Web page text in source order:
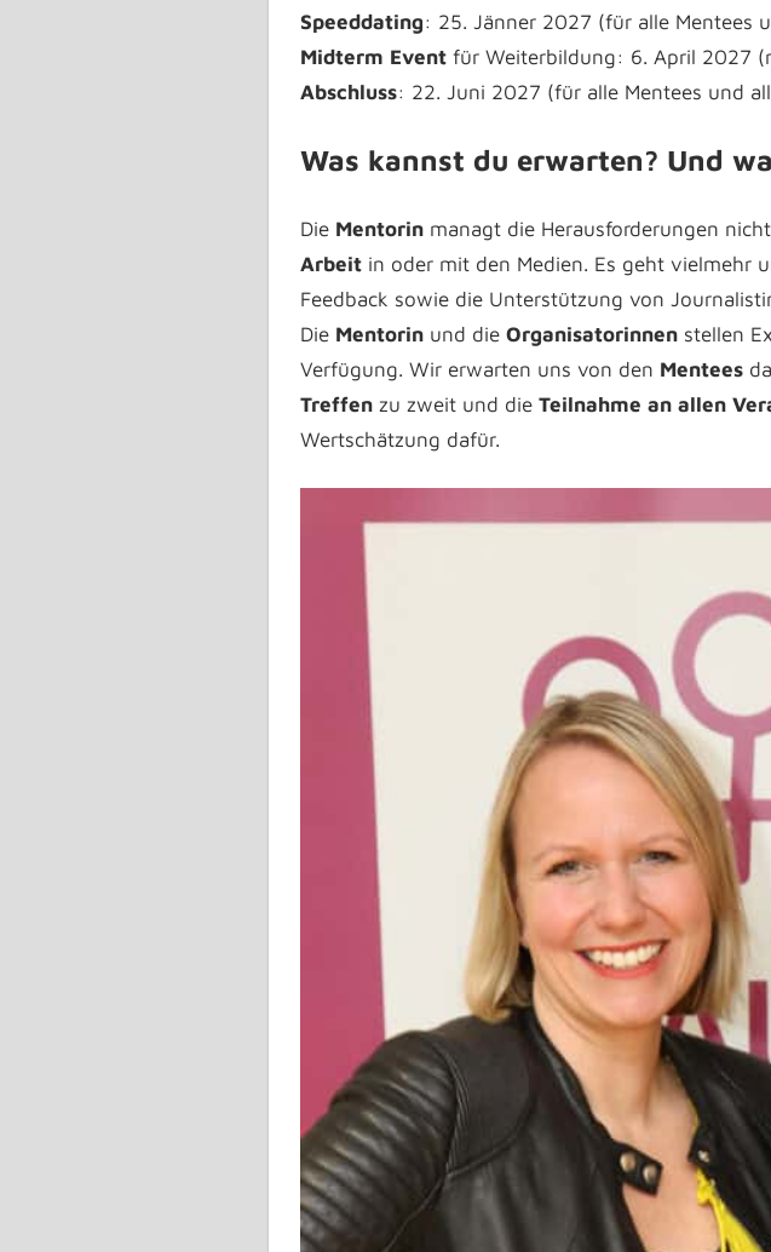
Speeddating: 25. Jänner 2027 (für alle Mentees
Midterm Eventfür Weiterbildung: 6. April 2027
Abschluss: 22. Juni 2027 (für alle Mentees und
Was kannst du erwarten? Und
Die Mentorinmanagt die Herausforderungen
Arbeitin oder mit den Medien. Es geht vielmehr
Feedback sowie die Unterstützung von
Die Mentorinund die Organisatorinnenstellen
Verfügung. Wir erwarten uns von den Mentees
Treffenzu zweit und die Teilnahme an allen
Wertschätzung dafür.